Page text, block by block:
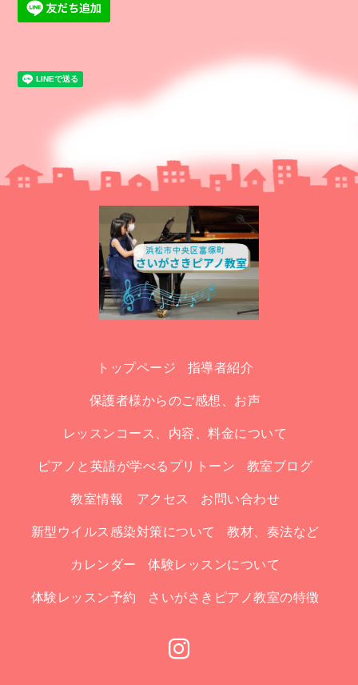
トップページ 指導者紹介
保護者様からのご感想、お声
レッスンコース、内容、料金について
ピアノと英語が学べるプリトーン 教室ブログ
教室情報 アクセス お問い合わせ
新型ウイルス感染対策について 教材、奏法など
カレンダー 体験レッスンについて
体験レッスン予約 さいがさきピアノ教室の特徴